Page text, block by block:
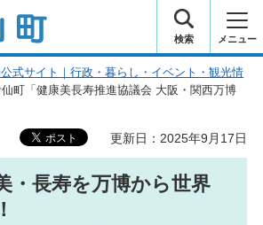
の町
検索 メニュー
式サイト｜行政・暮らし・イベント・観光情
町「健康美長寿推進協議会 大阪・関西万博
更新日：2025年9月17日
・長寿を万博から世界